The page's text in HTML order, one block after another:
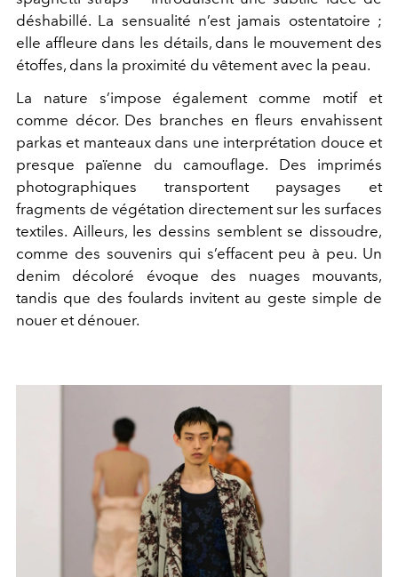
déshabillé. La sensualité n’est jamais ostentatoire ;
elle affleure dans les détails, dans le mouvement des
étoffes, dans la proximité du vêtement avec la peau.
La nature s’impose également comme motif et
comme décor. Des branches en fleurs envahissent
parkas et manteaux dans une interprétation douce et
presque païenne du camouflage. Des imprimés
photographiques transportent paysages et
fragments de végétation directement sur les surfaces
textiles. Ailleurs, les dessins semblent se dissoudre,
comme des souvenirs qui s’effacent peu à peu. Un
denim décoloré évoque des nuages mouvants,
tandis que des foulards invitent au geste simple de
nouer et dénouer.